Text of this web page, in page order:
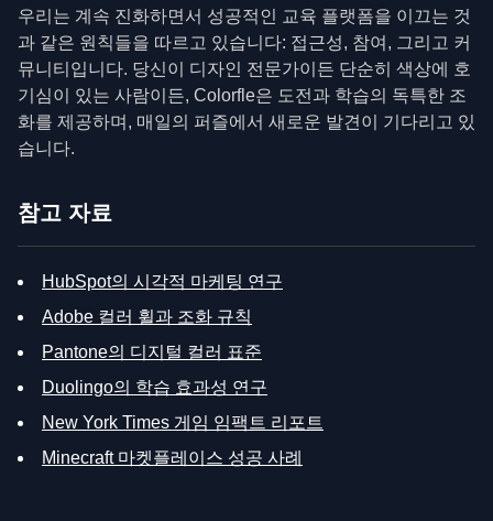
우리는 계속 진화하면서 성공적인 교육 플랫폼을 이끄는 것
과 같은 원칙들을 따르고 있습니다: 접근성, 참여, 그리고 커
뮤니티입니다. 당신이 디자인 전문가이든 단순히 색상에 호
기심이 있는 사람이든, Colorfle은 도전과 학습의 독특한 조
화를 제공하며, 매일의 퍼즐에서 새로운 발견이 기다리고 있
습니다.
참고 자료
HubSpot의 시각적 마케팅 연구
Adobe 컬러 휠과 조화 규칙
Pantone의 디지털 컬러 표준
Duolingo의 학습 효과성 연구
New York Times 게임 임팩트 리포트
Minecraft 마켓플레이스 성공 사례